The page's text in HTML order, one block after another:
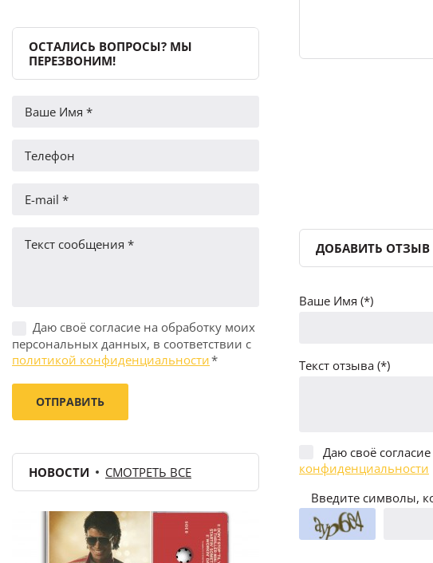
ОСТАЛИСЬ ВОПРОСЫ? МЫ
ПЕРЕЗВОНИМ!
Даю своё согласие на обработку моих
персональных данных, в соответствии с
политикой конфиденциальности*
НОВОСТИ СМОТРЕТЬ ВСЕ
ДОБАВИТЬ ОТЗЫВ
Ваше Имя (*)
Текст отзыва (*)
Даю своё
конфиденциальности
Введите символы,